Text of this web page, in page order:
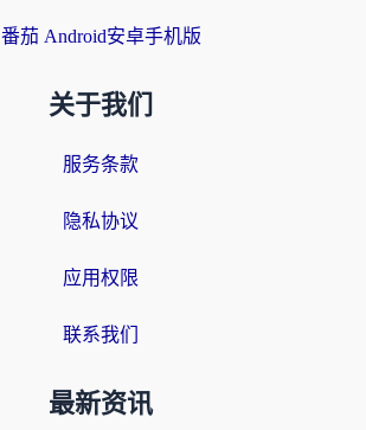
番茄 Android安卓手机版
关于我们
服务条款
隐私协议
应用权限
联系我们
最新资讯